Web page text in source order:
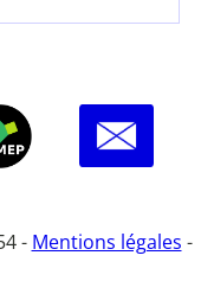
- Mentions légales -